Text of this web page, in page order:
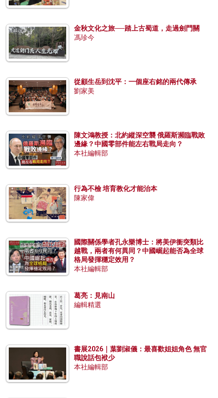
金秋文化之旅──踏上古蜀道，走過劍門關
馮珍今
從顧生岳到沈平：一個座右銘的兩代傳承
劉家美
陳文鴻教授：北約縱深空襲 俄羅斯瀕臨戰敗
邊緣？中國零部件能左右戰局走向？
本社編輯部
行為不檢 培育教化才能治本
陳家偉
國際關係學者孔永樂博士：將美伊衝突類比
越戰，兩者有何異同？中國崛起能否為全球
格局發揮穩定效用？
本社編輯部
葛亮：見南山
編輯精選
書展2026｜葉劉淑儀：最喜歡姐姐角色 無官
職說話包袱少
本社編輯部